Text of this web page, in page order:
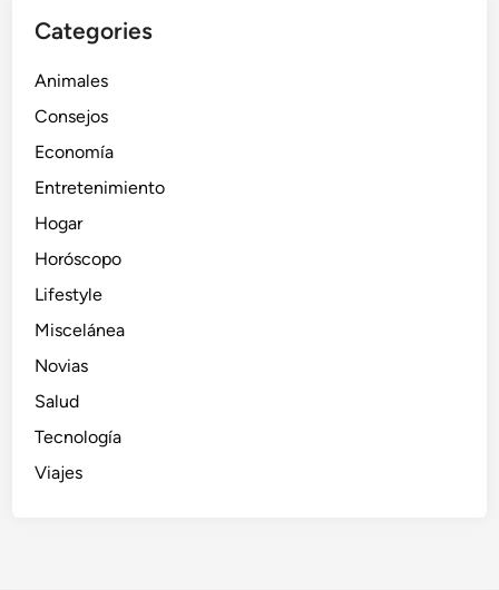
Categories
Animales
Consejos
Economía
Entretenimiento
Hogar
Horóscopo
Lifestyle
Miscelánea
Novias
Salud
Tecnología
Viajes